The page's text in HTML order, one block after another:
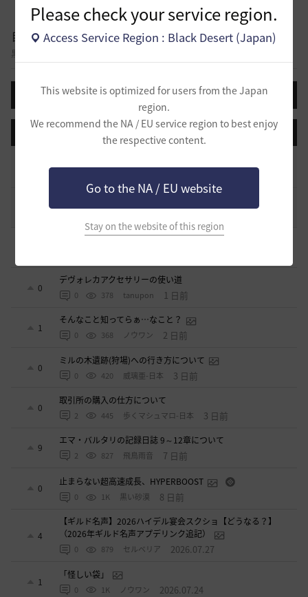
Please check your service region.
Access Service Region : Black Desert (Japan)
This website is optimized for users from the Japan
region.
We recommend the NA / EU service region to best enjoy
the respective content.
Go to the NA / EU website
Stay on the website of this region
自由掲示板
黒い砂漠に関する様々なテーマについて話し合える自由掲示板です。
投稿する
話題順
キャラの肖像画を撮ると縦長になってしまう
0
デヴォレカアクセサリーの使い道
0 378 tanupon 1 日前
1
そんなこと知ってらぁ…なこと？
0 368 ノウワン 2 日前
0
ミルの木遺跡(狩場)への行き方について
0 420 威璃亜-日本 3 日前
0
取引所の購入の仕方について
2 445 歩くマシュマロ-日本 3 日前
9
エマ・バルタリの記録日誌 9～12章について
2 827 飛鳥雨音 7 日前
0
止まらない超高速成長、HYPERBOOST
0 1K 黒い砂漠 8 日前
4
【ギルド名声】2026ハイデル宴会スクショ【どうなる？】
（2026年ギルド名声アプデリンク追記）
0 879 セルベリア 2026.07.27
1
「怪しい袋」
0 1K ノウワン 2026.07.24